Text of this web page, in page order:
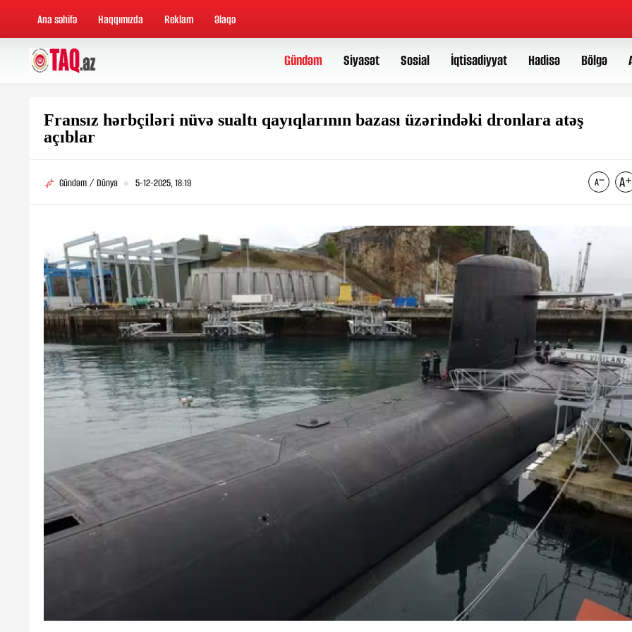
Ana səhifə Haqqımızda Reklam Əlaqə
Gündəm Siyasət Sosial İqtisadiyyat Hadisə Bölgə
Fransız hərbçiləri nüvə sualtı qayıqlarının bazası üzərindəki dronlara atəş
açıblar
Gündəm / Dünya 5-12-2025, 18:19
Ötən il 900 əsər və ifa qeydiyyatdan
keçirilib
Kənan Doğulu, Beren Saat və daha
nəfər narkotikə görə saxlanılıb
İsrail Səhiyyə Nazirliyi İranın
hücumlarından zərərçəkənlərin
sayını açıqlayıb
2-03-2026, 16:57
Zelenski
dronlarını
Ukraynadan